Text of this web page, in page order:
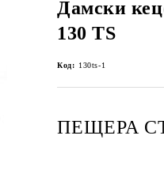
Дамски
130 TS
Код: 130ts-1
ПЕЩЕРА